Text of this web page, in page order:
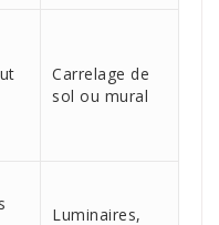
Carrelage de
sol ou mural
Luminaires,